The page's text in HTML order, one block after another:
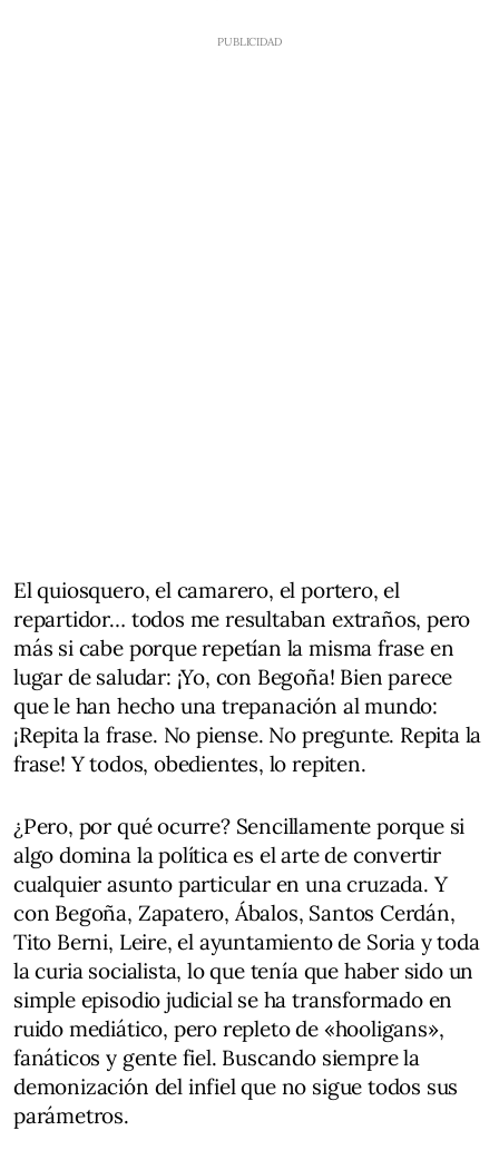
El quiosquero, el camarero, el portero, el
repartidor… todos me resultaban extraños, pero
más si cabe porque repetían la misma frase en
lugar de saludar: ¡Yo, con Begoña! Bien parece
que le han hecho una trepanación al mundo:
¡Repita la frase. No piense. No pregunte. Repita la
frase! Y todos, obedientes, lo repiten.
¿Pero, por qué ocurre? Sencillamente porque si
algo domina la política es el arte de convertir
cualquier asunto particular en una cruzada. Y
con Begoña, Zapatero, Ábalos, Santos Cerdán,
Tito Berni, Leire, el ayuntamiento de Soria y toda
la curia socialista, lo que tenía que haber sido un
simple episodio judicial se ha transformado en
ruido mediático, pero repleto de «hooligans»,
fanáticos y gente fiel. Buscando siempre la
demonización del infiel que no sigue todos sus
parámetros.